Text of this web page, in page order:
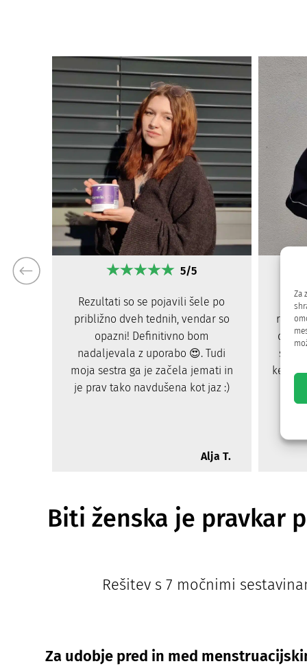
Za
5/5
Rezultati so se pojavili šele po
približno dveh tednih, vendar so
opazni! Definitivno bom
nadaljevala z uporabo 😍. Tudi
moja sestra ga je začela jemati in
je prav tako navdušena kot jaz :)
Alja T.
sem
ker
Biti ženska je pravkar
Rešitev s 7 močnimi
Za udobje pred in med